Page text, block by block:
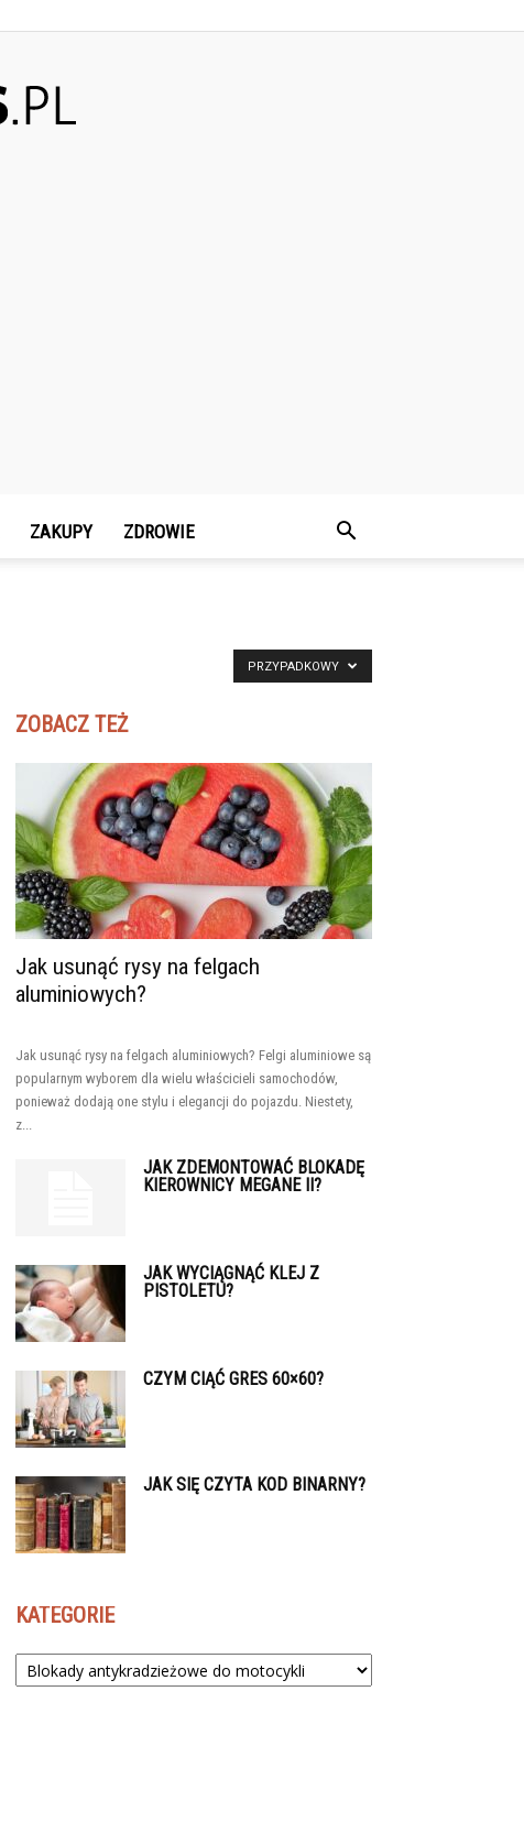
ZAKUPY ZDROWIE
PRZYPADKOWY
ZOBACZ TEŻ
Jak usunąć rysy na felgach
aluminiowych?
Jak usunąć rysy na felgach aluminiowych? Felgi aluminiowe są
popularnym wyborem dla wielu właścicieli samochodów,
ponieważ dodają one stylu i elegancji do pojazdu. Niestety,
z...
JAK ZDEMONTOWAĆ BLOKADĘ
KIEROWNICY MEGANE II?
JAK WYCIĄGNĄĆ KLEJ Z
PISTOLETU?
CZYM CIĄĆ GRES 60×60?
JAK SIĘ CZYTA KOD BINARNY?
KATEGORIE
Kategorie